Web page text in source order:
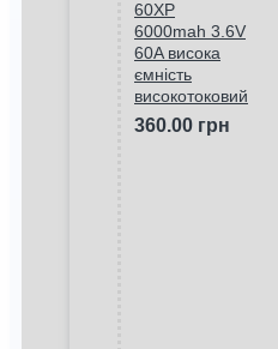
60XP
6000mah 3.6V
60A висока
ємність
високотоковий
360.00 грн